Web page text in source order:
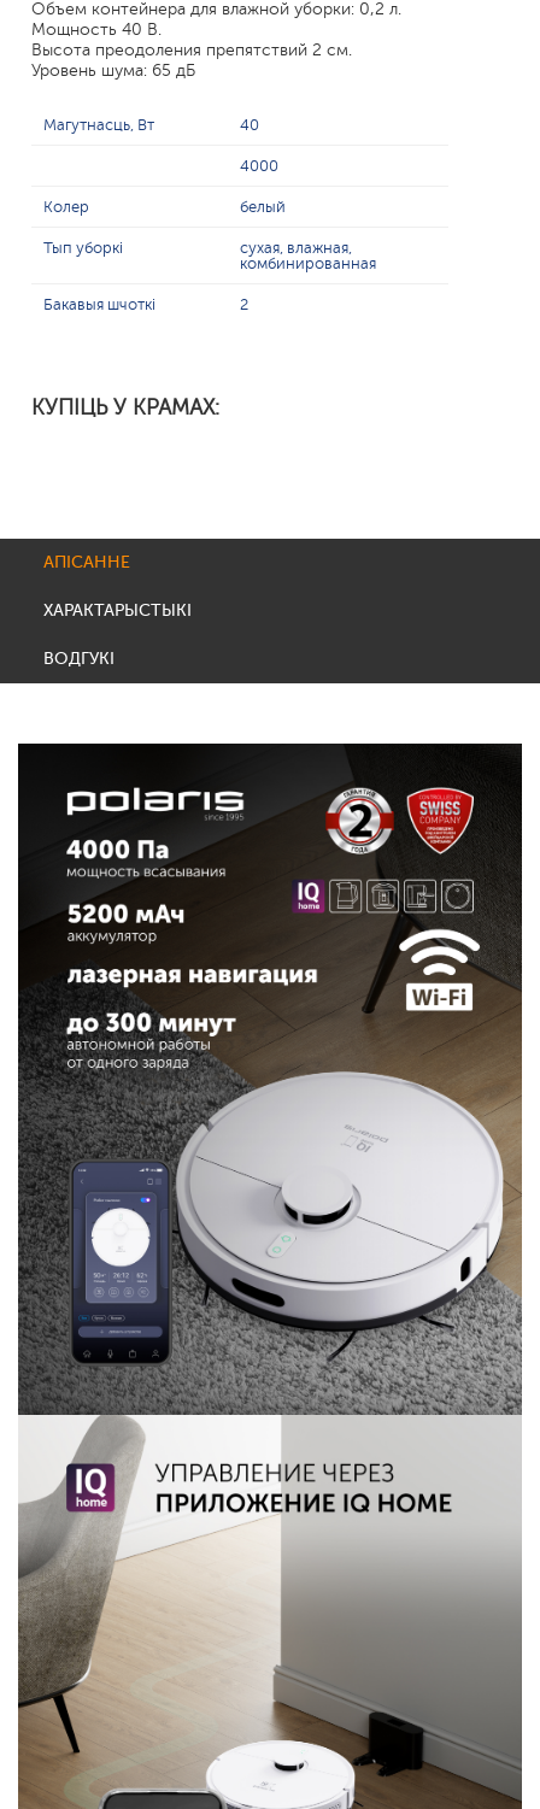
Объем контейнера для влажной уборки: 0,2 л.
Мощность 40 В.
Высота преодоления препятствий 2 см.
Уровень шума: 65 дБ
Магутнасць, Вт 40
4000
Колер белый
Тып уборкі
сухая, влажная,
комбинированная
Бакавыя шчоткі 2
КУПІЦЬ У КРАМАХ:
АПІСАННЕ
ХАРАКТАРЫСТЫКІ
ВОДГУКІ